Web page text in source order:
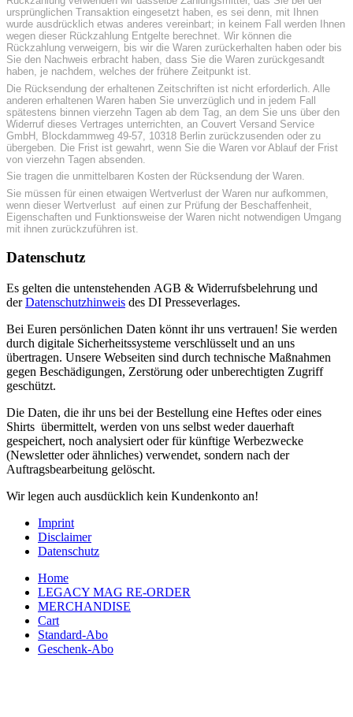
ursprünglichen Transaktion eingesetzt haben, es sei denn, mit Ihnen
wurde ausdrücklich etwas anderes vereinbart; in keinem Fall werden Ihnen
wegen dieser Rückzahlung Entgelte berechnet. Wir können die
Rückzahlung verweigern, bis wir die Waren zurückerhalten haben oder bis
Sie den Nachweis erbracht haben, dass Sie die Waren zurückgesandt
haben, je nachdem, welches der frühere Zeitpunkt ist.
Die Rücksendung der erhaltenen Zeitschriften ist nicht erforderlich. Alle
anderen erhaltenen Waren haben Sie unverzüglich und in jedem Fall
spätestens binnen vierzehn Tagen ab dem Tag, an dem Sie uns über den
Widerruf dieses Vertrages unterrichten, an Couvert Versand Service
GmbH, Blockdammweg 49-57, 10318 Berlin zurückzusenden oder zu
übergeben. Die Frist ist gewahrt, wenn Sie die Waren vor Ablauf der Frist
von vierzehn Tagen absenden.
Sie tragen die unmittelbaren Kosten der Rücksendung der Waren.
Sie müssen für einen etwaigen Wertverlust der Waren nur aufkommen,
wenn dieser Wertverlust auf einen zur Prüfung der Beschaffenheit,
Eigenschaften und Funktionsweise der Waren nicht notwendigen Umgang
mit ihnen zurückzuführen ist.
Datenschutz
Es gelten die untenstehenden AGB & Widerrufsbelehrung und
derDatenschutzhinweis des DI Presseverlages.
Bei Euren persönlichen Daten könnt ihr uns vertrauen! Sie werden
durch digitale Sicherheitssysteme verschlüsselt und an uns
übertragen. Unsere Webseiten sind durch technische Maßnahmen
gegen Beschädigungen, Zerstörung oder unberechtigten Zugriff
geschützt.
Die Daten, die ihr uns bei der Bestellung eine Heftes oder eines
Shirts übermittelt, werden von uns selbst weder dauerhaft
gespeichert, noch analysiert oder für künftige Werbezwecke
(Newsletter oder ähnliches) verwendet, sondern nach der
Auftragsbearbeitung gelöscht.
Wir legen auch ausdücklich kein Kundenkonto an!
Imprint
Disclaimer
Datenschutz
Home
LEGACY MAG RE-ORDER
MERCHANDISE
Cart
Standard-Abo
Geschenk-Abo